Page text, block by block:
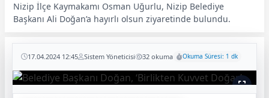
Nizip İlçe Kaymakamı Osman Uğurlu, Nizip Belediye
Başkanı Ali Doğan’a hayırlı olsun ziyaretinde bulundu.
17.04.2024 12:45 Sistem Yöneticisi 32 okuma Okuma Süresi: 1 dk